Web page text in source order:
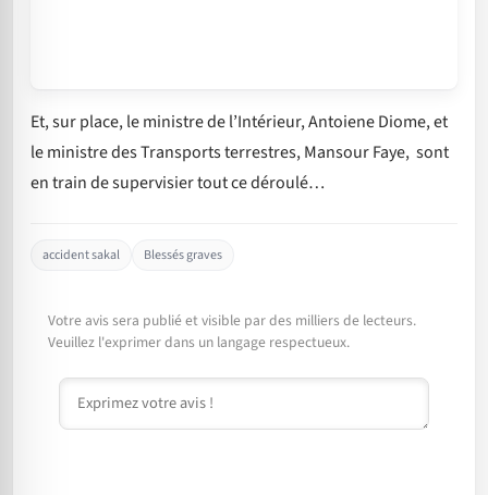
Et, sur place, le ministre de l’Intérieur, Antoiene Diome, et
le ministre des Transports terrestres, Mansour Faye, sont
en train de supervisier tout ce déroulé…
accident sakal Blessés graves
Votre avis sera publié et visible par des milliers de lecteurs.
Veuillez l'exprimer dans un langage respectueux.
Commentaire